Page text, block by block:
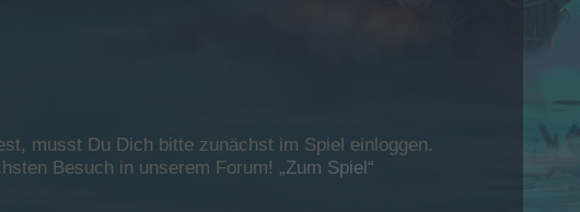
musst Du Dich bitte zunächst im Spiel einloggen.
Besuch in unserem Forum! „Zum Spiel“